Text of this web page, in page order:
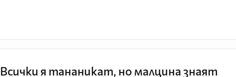
Всички я тананикат, но малцина знаят